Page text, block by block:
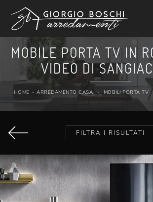
MOBILE PORTA TV IN
VIDEO DI
HOME - ARREDAMENTO CASA - MOBILI PORTA TV
FILTRA I RISULTATI